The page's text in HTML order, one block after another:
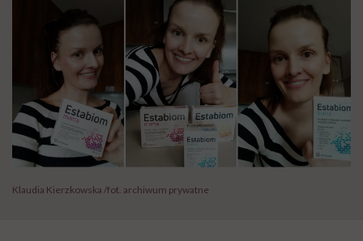
Klaudia Kierzkowska /fot. archiwum prywatne